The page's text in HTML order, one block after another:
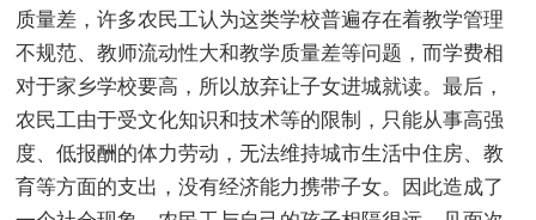
质量差，许多农民工认为这类学校普遍存在着教学管理
不规范、教师流动性大和教学质量差等问题，而学费相
对于家乡学校要高，所以放弃让子女进城就读。最后，
农民工由于受文化知识和技术等的限制，只能从事高强
度、低报酬的体力劳动，无法维持城市生活中住房、教
育等方面的支出，没有经济能力携带子女。因此造成了